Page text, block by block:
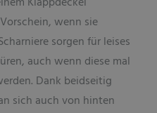
wenn sie
sorgen für leises
auch wenn diese mal
Dank beidseitig
sich auch von hinten